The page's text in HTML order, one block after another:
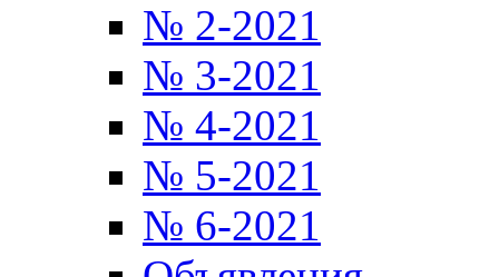
№ 2-2021
№ 3-2021
№ 4-2021
№ 5-2021
№ 6-2021